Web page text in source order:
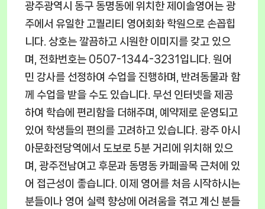
광주광역시 동구 동명동에 위치한 제이솔영어는 광
주에서 유일한 고퀄리티 영어회화 학원으로 손꼽힙
니다. 상호는 깔끔하고 시원한 이미지를 갖고 있으
며, 전화번호는 0507-1344-3231입니다. 원어
민 강사를 선정하여 수업을 진행하며, 반려동물과 함
께 수업을 받을 수도 있습니다. 무선 인터넷을 제공
하여 학습에 편리함을 더해주며, 예약제로 운영되고
있어 학생들의 편의를 고려하고 있습니다. 광주 아시
아문화전당역에서 도보로 5분 거리에 위치해 있으
며, 광주전남여고 후문과 동명동 카페골목 근처에 있
어 접근성이 좋습니다. 이제 영어를 처음 시작하시는
분들이나 영어 실력 향상에 어려움을 겪고 계신 분들